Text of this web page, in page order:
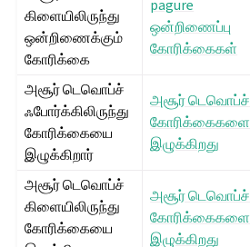
கிளையிலிருந்து
ஒன்றிணைக்கும்
கோரிக்கை
pagure
ஒன்றிணைப்பு
கோரிக்கைகள்
அசூர் டெவொப்ச்
ஃபோர்க்கிலிருந்து
கோரிக்கையை
இழுக்கிறார்
அசூர் டெவொப்ச்
கோரிக்கைகளை
இழுக்கிறது
அசூர் டெவொப்ச்
கிளையிலிருந்து
கோரிக்கையை
அசூர் டெவொப்ச்
கோரிக்கைகளை
இழுக்கிறது